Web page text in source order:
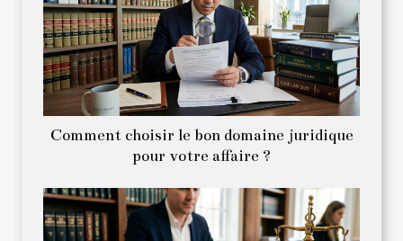
Comment choisir le bon domaine juridique
pour votre affaire ?